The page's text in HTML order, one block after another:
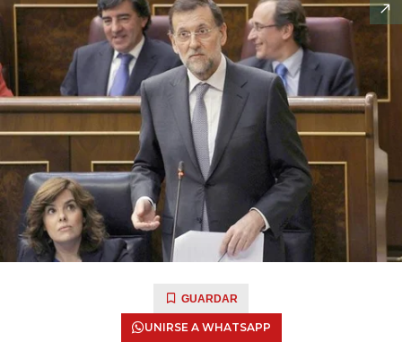
GUARDAR
UNIRSE A WHATSAPP